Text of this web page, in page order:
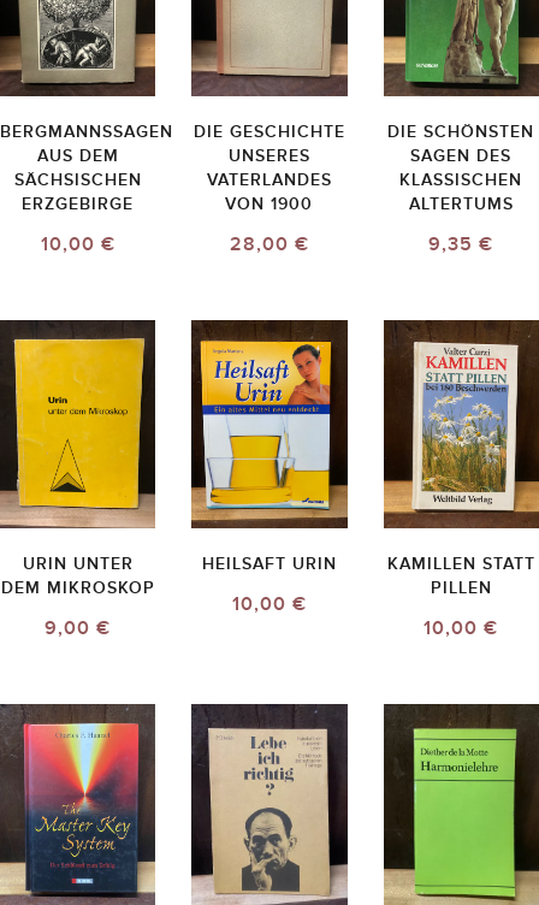
BERGMANNSSAGEN
AUS DEM
SÄCHSISCHEN
ERZGEBIRGE
10,00 €
DIE GESCHICHTE
UNSERES
VATERLANDES
VON 1900
28,00 €
DIE SCHÖNSTEN
SAGEN DES
KLASSISCHEN
ALTERTUMS
9,35 €
URIN UNTER
DEM MIKROSKOP
9,00 €
HEILSAFT URIN
10,00 €
KAMILLEN STATT
PILLEN
10,00 €